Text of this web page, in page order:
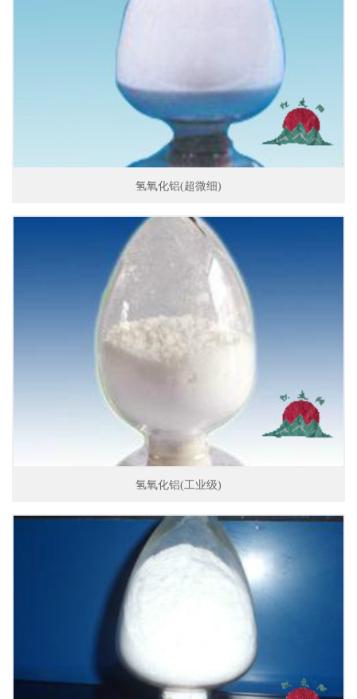
氢氧化铝(超微细)
氢氧化铝(工业级)